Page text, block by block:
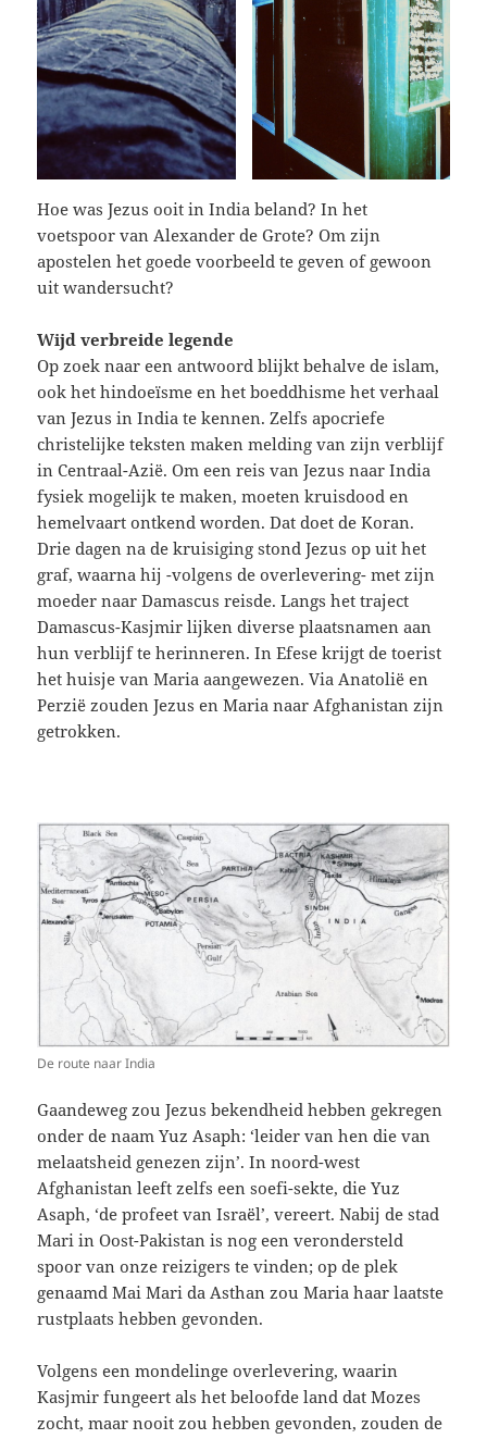
Hoe was Jezus ooit in India beland? In het
voetspoor van Alexander de Grote? Om zijn
apostelen het goede voorbeeld te geven of gewoon
uit wandersucht?
Wijd verbreide legende
Op zoek naar een antwoord blijkt behalve de islam,
ook het hindoeïsme en het boeddhisme het verhaal
van Jezus in India te kennen. Zelfs apocriefe
christelijke teksten maken melding van zijn verblijf
in Centraal-Azië. Om een reis van Jezus naar India
fysiek mogelijk te maken, moeten kruisdood en
hemelvaart ontkend worden. Dat doet de Koran.
Drie dagen na de kruisiging stond Jezus op uit het
graf, waarna hij -volgens de overlevering- met zijn
moeder naar Damascus reisde. Langs het traject
Damascus-Kasjmir lijken diverse plaatsnamen aan
hun verblijf te herinneren. In Efese krijgt de toerist
het huisje van Maria aangewezen. Via Anatolië en
Perzië zouden Jezus en Maria naar Afghanistan zijn
getrokken.
De route naar India
Gaandeweg zou Jezus bekendheid hebben gekregen
onder de naam Yuz Asaph: ‘leider van hen die van
melaatsheid genezen zijn’. In noord-west
Afghanistan leeft zelfs een soefi-sekte, die Yuz
Asaph, ‘de profeet van Israël’, vereert. Nabij de stad
Mari in Oost-Pakistan is nog een verondersteld
spoor van onze reizigers te vinden; op de plek
genaamd Mai Mari da Asthan zou Maria haar laatste
rustplaats hebben gevonden.
Volgens een mondelinge overlevering, waarin
Kasjmir fungeert als het beloofde land dat Mozes
zocht, maar nooit zou hebben gevonden, zouden de